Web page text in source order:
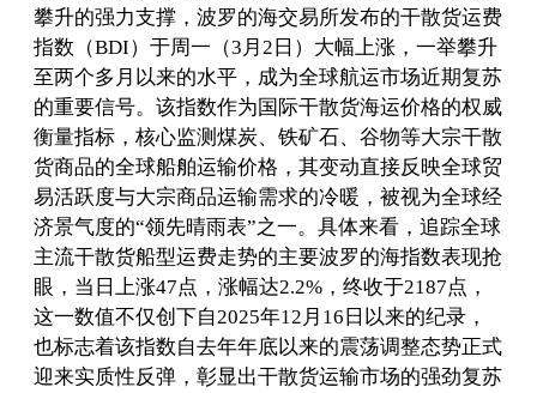
攀升的强力支撑，波罗的海交易所发布的干散货运费
指数（BDI）于周一（3月2日）大幅上涨，一举攀升
至两个多月以来的水平，成为全球航运市场近期复苏
的重要信号。该指数作为国际干散货海运价格的权威
衡量指标，核心监测煤炭、铁矿石、谷物等大宗干散
货商品的全球船舶运输价格，其变动直接反映全球贸
易活跃度与大宗商品运输需求的冷暖，被视为全球经
济景气度的“领先晴雨表”之一。具体来看，追踪全球
主流干散货船型运费走势的主要波罗的海指数表现抢
眼，当日上涨47点，涨幅达2.2%，终收于2187点，
这一数值不仅创下自2025年12月16日以来的纪录，
也标志着该指数自去年年底以来的震荡调整态势正式
迎来实质性反弹，彰显出干散货运输市场的强劲复苏